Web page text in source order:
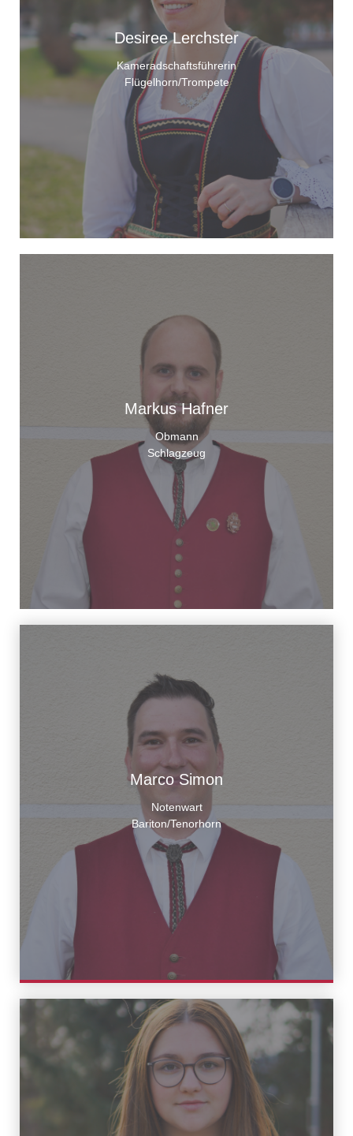
Desiree Lerchster
Kameradschaftsführerin
Flügelhorn/Trompete
Markus Hafner
Obmann
Schlagzeug
Marco Simon
Notenwart
Bariton/Tenorhorn